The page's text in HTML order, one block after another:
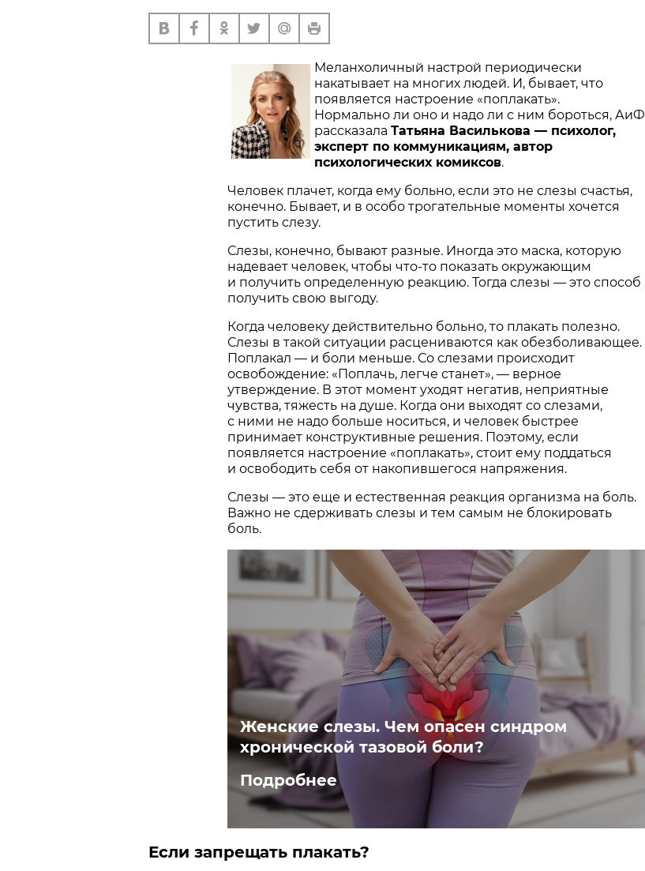
Меланхоличный настрой периодически
накатывает на многих людей. И, бывает, что
появляется настроение «поплакать».
Нормально ли оно и надо ли с ним бороться, АиФ
рассказала Татьяна Василькова — психолог,
эксперт по коммуникациям, автор
психологических комиксов.
Человек плачет, когда ему больно, если это не слезы счастья,
конечно. Бывает, и в особо трогательные моменты хочется
пустить слезу.
Слезы, конечно, бывают разные. Иногда это маска, которую
надевает человек, чтобы что-то показать окружающим
и получить определенную реакцию. Тогда слезы — это способ
получить свою выгоду.
Когда человеку действительно больно, то плакать полезно.
Слезы в такой ситуации расцениваются как обезболивающее.
Поплакал — и боли меньше. Со слезами происходит
освобождение: «Поплачь, легче станет», — верное
утверждение. В этот момент уходят негатив, неприятные
чувства, тяжесть на душе. Когда они выходят со слезами,
с ними не надо больше носиться, и человек быстрее
принимает конструктивные решения. Поэтому, если
появляется настроение «поплакать», стоит ему поддаться
и освободить себя от накопившегося напряжения.
Слезы — это еще и естественная реакция организма на боль.
Важно не сдерживать слезы и тем самым не блокировать
боль.
Женские слезы. Чем опасен синдром
хронической тазовой боли?
Подробнее
Если запрещать плакать?